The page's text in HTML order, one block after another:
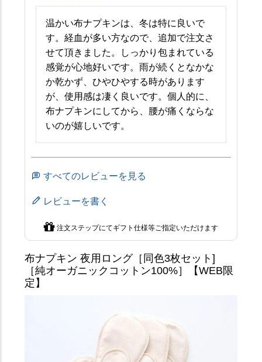
布ナプキン 夜用ロング［同色3枚セット]
［純オーガニックコットン100%］【WEB限
定】
温かい布ナプキンは、冬は特に良いで
す。経血が多い方なので、追加で注文さ
せて頂きました。しっかり包まれている
感覚が心地好いです。雨が続くとなかな
か乾かず、ひやひやする時があります
が、使用感は凄く良いです。個人的に、
布ナプキンにしてから、腰が痛くならな
いのが嬉しいです。
すべてのレビューを見る
レビューを書く
注文ステップにてギフト仕様等ご指定いただけます